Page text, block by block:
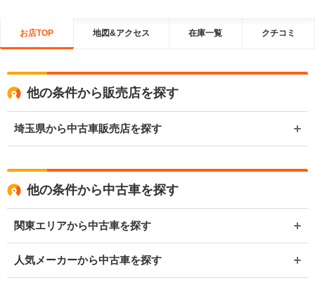
お店TOP 地図&アクセス 在庫一覧 クチコミ
他の条件から販売店を探す
埼玉県から中古車販売店を探す
他の条件から中古車を探す
関東エリアから中古車を探す
人気メーカーから中古車を探す